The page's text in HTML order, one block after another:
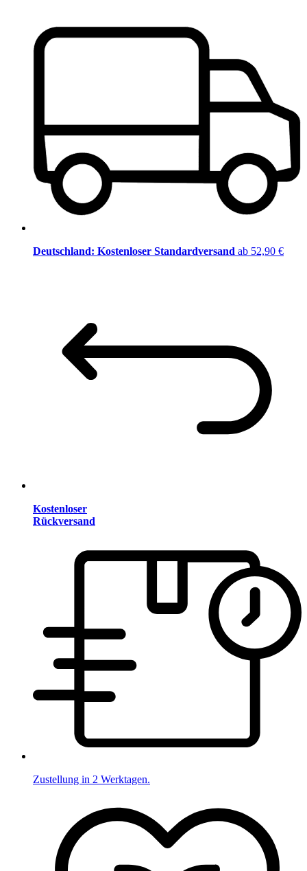
Deutschland: Kostenloser Standardversand ab 52,90 €
Kostenloser
Rückversand
Zustellung in 2 Werktagen.